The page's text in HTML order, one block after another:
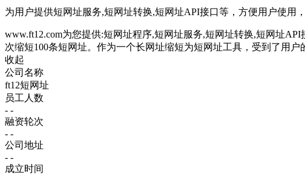
为用户提供短网址服务,短网址转换,短网址API接口等，方便用户使用
www.ft12.com为您提供:短网址程序,短网址服务,短网址转换,短网址
次缩短100条短网址。作为一个长网址缩短为短网址工具，受到了用
收起
公司名称
ft12短网址
员工人数
- -
融资轮次
- -
公司地址
- -
成立时间